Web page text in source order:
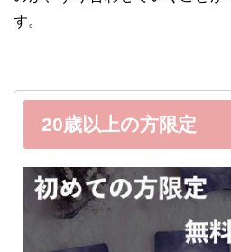
す。
20歳以上の方限定